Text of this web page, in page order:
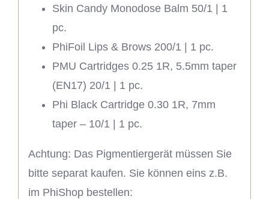
Skin Candy Monodose Balm 50/1 | 1
pc.
PhiFoil Lips & Brows 200/1 | 1 pc.
PMU Cartridges 0.25 1R, 5.5mm taper
(EN17) 20/1 | 1 pc.
Phi Black Cartridge 0.30 1R, 7mm
taper – 10/1 | 1 pc.
Achtung: Das Pigmentiergerät müssen Sie
bitte separat kaufen. Sie können eins z.B.
im PhiShop bestellen: